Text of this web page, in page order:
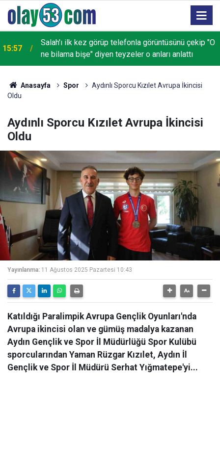
15:57
Salah'ı ilk kez görüp telefonla görüntüsünü çekip "O
ne bilama bişe" diyen teyzeler o anları anlattı
Anasayfa Spor
Aydınlı Sporcu Kızılet Avrupa İkincisi
Oldu
Aydınlı Sporcu Kızılet Avrupa İkincisi
Oldu
Yayınlanma: 11 Ağustos 2025 Pazartesi 10:43
Katıldığı Paralimpik Avrupa Gençlik Oyunları'nda
Avrupa ikincisi olan ve gümüş madalya kazanan
Aydın Gençlik ve Spor İl Müdürlüğü Spor Kulübü
sporcularından Yaman Rüzgar Kızılet, Aydın İl
Gençlik ve Spor İl Müdürü Serhat Yığmatepe'yi...